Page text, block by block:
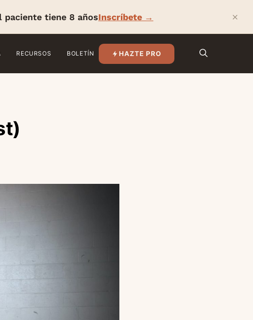
paciente tiene 8 añosInscríbete → ×
RECURSOS BOLETÍN HAZTE PRO